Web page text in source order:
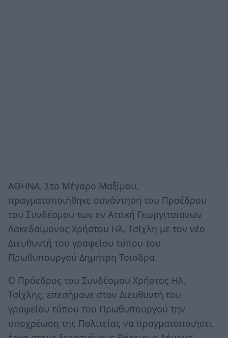
ΑΘΗΝΑ. Στο Μέγαρο Μαξίμου,
πραγματοποιήθηκε συνάντηση του Προέδρου
του Συνδέσμου των εν Αττική Γεωργιτσιανων
Λακεδαίμονος Χρήστου Ηλ. Τσίχλη με τον νέο
Διευθυντή του γραφείου τύπου του
Πρωθυπουργού Δημήτρη Τσιοδρα.
Ο Πρόεδρος του Συνδέσμου Χρήστος Ηλ.
Τσίχλης, επεσήμανε στον Διευθυντή του
γραφείου τύπου του Πρωθυπουργού την
υποχρέωση της Πολιτείας να πραγματοποιήσει